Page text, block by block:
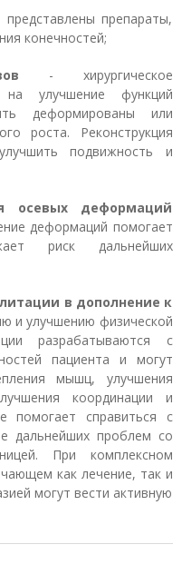
препараты,
конечностей;
- хирургическое
на улучшение функций
деформированы или
роста. Реконструкция
подвижность и
осевых деформаций
деформаций помогает
риск дальнейших
в дополнение к
и улучшению физической
разрабатываются с
пациента и могут
мышц, улучшения
координации и
помогает справиться с
дальнейших проблем со
При комплексном
как лечение, так и
могут вести активную